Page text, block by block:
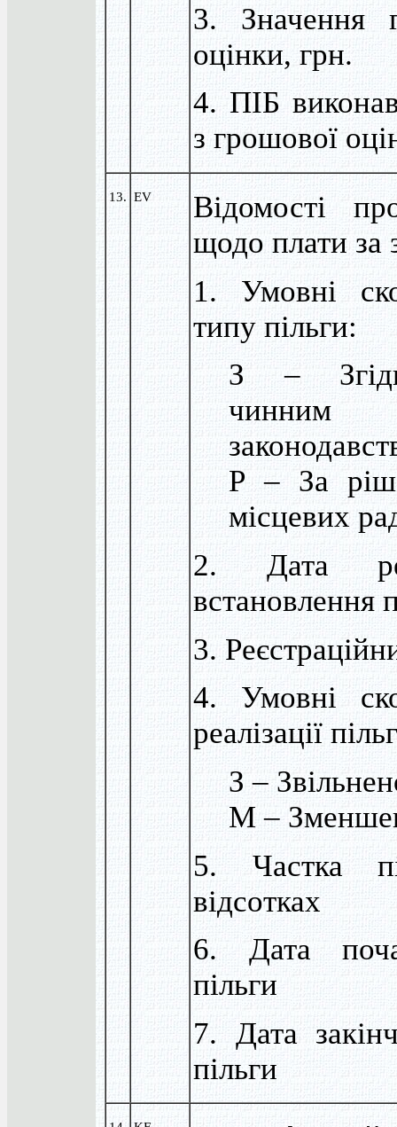
3. Значення
оцінки, грн.
4. ПІБ
з грошової
13. EV
Відомості
щодо плати за
1. Умовні
типу пільги:
З –
чинним
Р – За
місцевих
2. Дата
встановлення
3.
4. Умовні
реалізації
З –
М –
5. Частка
відсотках
6. Дата
пільги
7. Дата
пільги